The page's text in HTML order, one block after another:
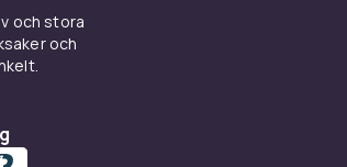
navaren för dina behov. Med vårt
och stora
och